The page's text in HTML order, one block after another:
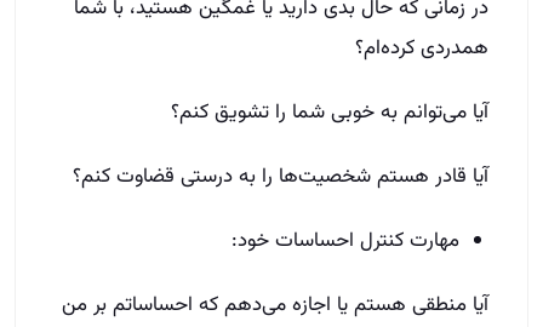
در زمانی که حال بدی دارید یا غمگین هستید، با شما
همدردی کرده‌ام؟
آیا می‌توانم به خوبی شما را تشویق کنم؟
آیا قادر هستم شخصیت‌ها را به درستی قضاوت کنم؟
مهارت کنترل احساسات خود:
آیا منطقی هستم یا اجازه می‌دهم که احساساتم بر من